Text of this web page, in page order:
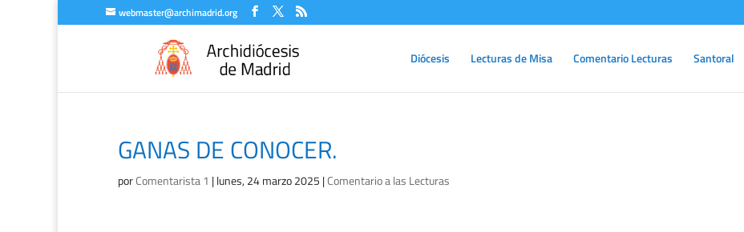
webmaster@archimadrid.org
Diócesis Lecturas de Misa Comentario Lecturas Santoral
GANAS DE CONOCER.
porComentarista 1 |lunes, 24 marzo 2025 |Comentario a las Lecturas